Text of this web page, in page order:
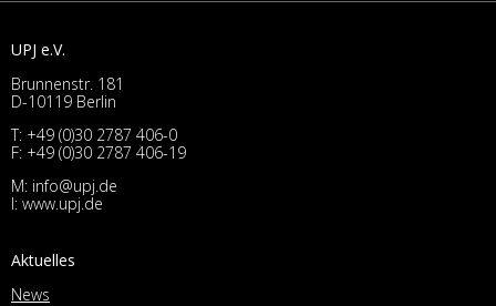
UPJ e.V.
Brunnenstr. 181
D-10119 Berlin
T: +49 (0)30 2787 406-0
F: +49 (0)30 2787 406-19
M: info@upj.de
I: www.upj.de
Aktuelles
News